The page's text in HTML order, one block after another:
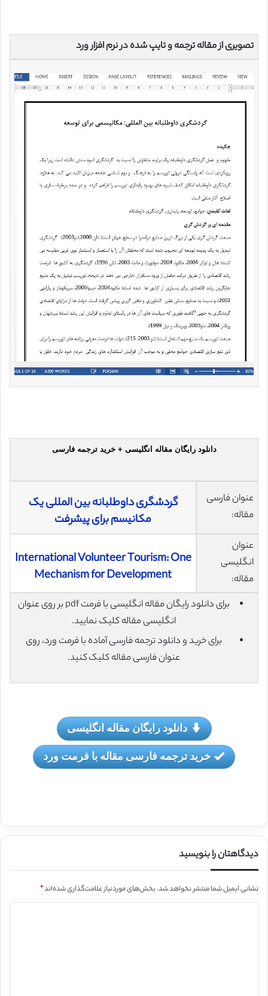
تصویری از مقاله ترجمه و تایپ شده در نرم افزار ورد
دانلود رایگان مقاله انگلیسی + خرید ترجمه فارسی
عنوان فارسی
مقاله:
گردشگری داوطلبانه بین المللی یک
مکانیسم برای پیشرفت
عنوان
انگلیسی
مقاله:
International Volunteer Tourism: One
Mechanism for Development
برای دانلود رایگان مقاله انگلیسی با فرمت pdf بر روی عنوان
انگلیسی مقاله کلیک نمایید.
برای خرید و دانلود ترجمه فارسی آماده با فرمت ورد، روی
عنوان فارسی مقاله کلیک کنید.
دانلود رایگان مقاله انگلیسی
خرید ترجمه فارسی مقاله با فرمت ورد
دیدگاهتان را بنویسید
نشانی ایمیل شما منتشر نخواهد شد.بخش‌های موردنیاز علامت‌گذاری شده‌اند*